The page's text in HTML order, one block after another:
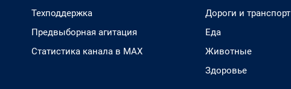
Техподдержка
Предвыборная агитация
Статистика канала в MAX
Дороги и транспорт
Еда
Животные
Здоровье